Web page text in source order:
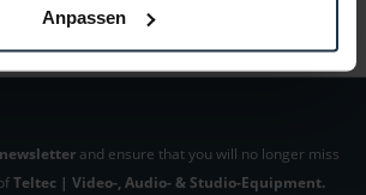
Anpassen
Hersteller sind verfübar......
and ensure that you will no longer miss
Teltec | Video-, Audio- & Studio-Equipment.